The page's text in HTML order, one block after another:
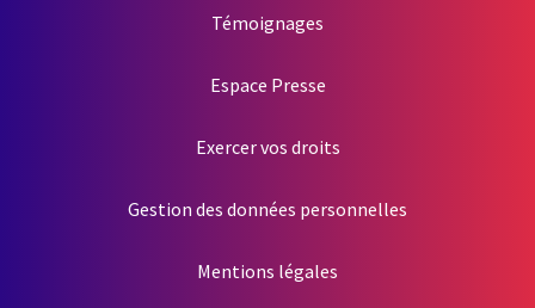
Témoignages
Espace Presse
Exercer vos droits
Gestion des données personnelles
Mentions légales